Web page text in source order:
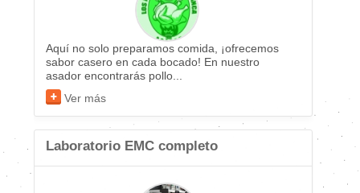
Aquí no solo preparamos comida, ¡ofrecemos
sabor casero en cada bocado! En nuestro
asador encontrarás pollo...
Ver más
Laboratorio EMC completo